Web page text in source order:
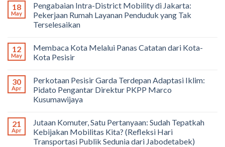
18
May
Pengabaian Intra-District Mobility di Jakarta:
Pekerjaan Rumah Layanan Penduduk yang Tak
Terselesaikan
12
May
Membaca Kota Melalui Panas Catatan dari Kota-
Kota Pesisir
30
Apr
Perkotaan Pesisir Garda Terdepan Adaptasi Iklim:
Pidato Pengantar Direktur PKPP Marco
Kusumawijaya
21
Apr
Jutaan Komuter, Satu Pertanyaan: Sudah Tepatkah
Kebijakan Mobilitas Kita? (Refleksi Hari
Transportasi Publik Sedunia dari Jabodetabek)